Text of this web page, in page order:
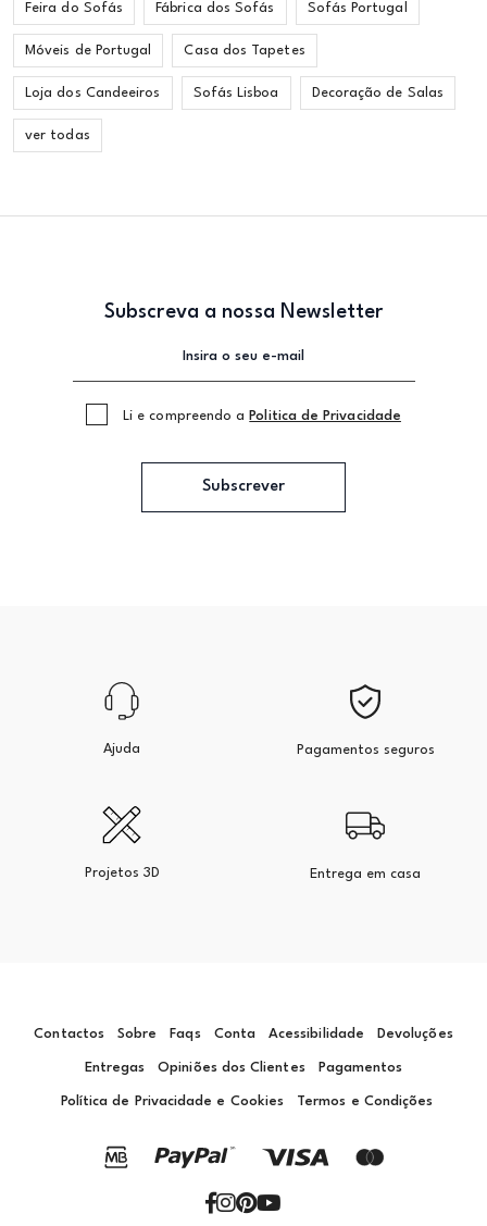
Feira do Sofás Fábrica dos Sofás Sofás Portugal
Móveis de Portugal Casa dos Tapetes
Loja dos Candeeiros Sofás Lisboa Decoração de Salas
ver todas
Subscreva a nossa Newsletter
Li e compreendo a Politica de Privacidade
Subscrever
Ajuda Pagamentos seguros
Projetos 3D Entrega em casa
Contactos Sobre Faqs Conta Acessibilidade Devoluções
Entregas Opiniões dos Clientes Pagamentos
Política de Privacidade e Cookies Termos e Condições